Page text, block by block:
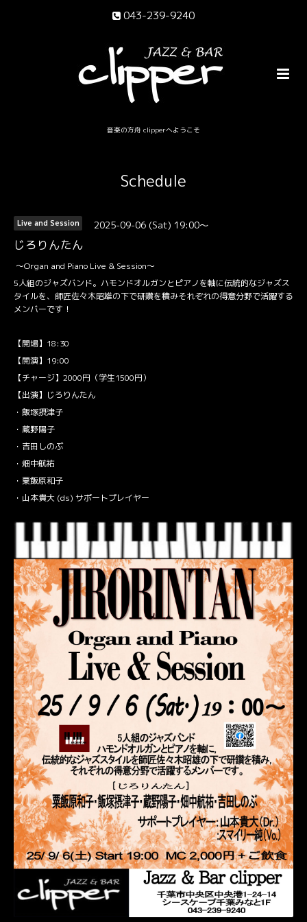
043-239-9240
音楽の方舟 clipperへようこそ
Schedule
Live and Session 2025-09-06 (Sat) 19:00～
じろりんたん
〜Organ and Piano Live & Session〜
5人組のジャズバンド。ハモンドオルガンとピアノを軸に伝統的なジャズス
タイルを、師匠佐々木昭雄の下で研鑽を積みそれぞれの得意分野で活躍する
メンバーです！
【開場】18:30
【開演】19:00
【チャージ】2000円（学生1500円）
【出演】じろりんたん
・飯塚摂津子
・蔵野陽子
・吉田しのぶ
・畑中航祐
・粟飯原和子
・山本貴大 (ds) サポートプレイヤー